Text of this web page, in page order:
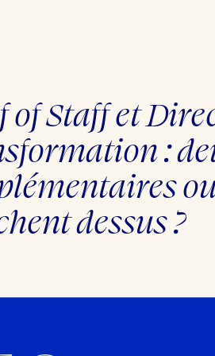
of Staff et
:
dessus ?